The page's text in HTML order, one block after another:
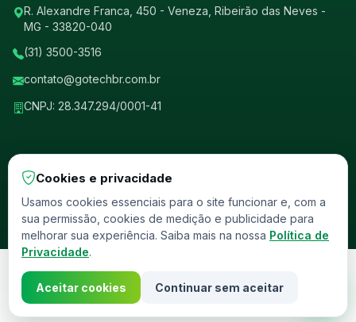
R. Alexandre Franca, 450 - Veneza, Ribeirão das Neves -
MG - 33820-040
(31) 3500-3516
contato@gotechbr.com.br
CNPJ: 28.347.294/0001-41
Política de PrivacidadeTermos de Uso Homologado ANCINE
Cookies e privacidade
Usamos cookies essenciais para o site funcionar e, com a
sua permissão, cookies de medição e publicidade para
melhorar sua experiência. Saiba mais na nossa Política de
Privacidade.
Aceitar cookies Continuar sem aceitar